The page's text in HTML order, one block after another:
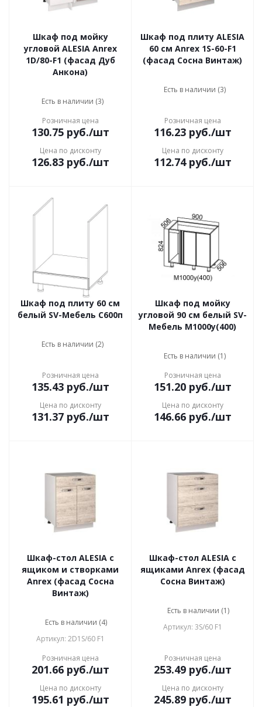
Шкаф под мойку
угловой ALESIA Anrex
1D/80-F1 (фасад Дуб
Анкона)
Есть в наличии (3)
Розничная цена
130.75руб./шт
Цена по дисконту
126.83руб./шт
Шкаф под плиту ALESIA
60 см Anrex 1S-60-F1
(фасад Сосна Винтаж)
Есть в наличии (3)
Розничная цена
116.23руб./шт
Цена по дисконту
112.74руб./шт
Шкаф под плиту 60 см
белый SV-Мебель C600п
Есть в наличии (2)
Розничная цена
135.43руб./шт
Цена по дисконту
131.37руб./шт
Шкаф под мойку
угловой 90 см белый SV-
Мебель М1000у(400)
Есть в наличии (1)
Розничная цена
151.20руб./шт
Цена по дисконту
146.66руб./шт
Шкаф-стол ALESIA с
ящиком и створками
Anrex (фасад Сосна
Винтаж)
Есть в наличии (4)
Артикул: 2D1S/60 F1
Розничная цена
201.66руб./шт
Цена по дисконту
195.61 руб./шт
Шкаф-стол ALESIA с
ящиками Anrex (фасад
Сосна Винтаж)
Есть в наличии (1)
Артикул: 3S/60 F1
Розничная цена
253.49руб./шт
Цена по дисконту
245.89руб./шт